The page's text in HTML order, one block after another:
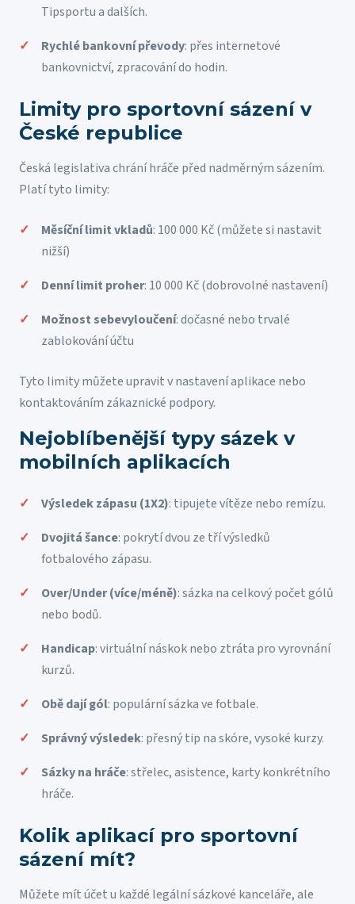
Tipsportu a dalších.
Rychlé bankovní převody: přes internetové
bankovnictví, zpracování do hodin.
Limity pro sportovní sázení v
České republice
Česká legislativa chrání hráče před nadměrným sázením.
Platí tyto limity:
Měsíční limit vkladů: 100 000 Kč (můžete si nastavit
nižší)
Denní limit proher: 10 000 Kč (dobrovolné nastavení)
Možnost sebevyloučení: dočasné nebo trvalé
zablokování účtu
Tyto limity můžete upravit v nastavení aplikace nebo
kontaktováním zákaznické podpory.
Nejoblíbenější typy sázek v
mobilních aplikacích
Výsledek zápasu (1X2): tipujete vítěze nebo remízu.
Dvojitá šance: pokrytí dvou ze tří výsledků
fotbalového zápasu.
Over/Under (více/méně): sázka na celkový počet gólů
nebo bodů.
Handicap: virtuální náskok nebo ztráta pro vyrovnání
kurzů.
Obě dají gól: populární sázka ve fotbale.
Správný výsledek: přesný tip na skóre, vysoké kurzy.
Sázky na hráče: střelec, asistence, karty konkrétního
hráče.
Kolik aplikací pro sportovní
sázení mít?
Můžete mít účet u každé legální sázkové kanceláře, ale